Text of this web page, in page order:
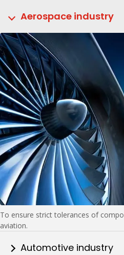
Aerospace industry
To ensure strict tolerances of
aviation.
Automotive industry